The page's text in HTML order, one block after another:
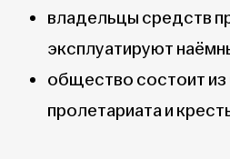
владельцы средств
эксплуатируют
общество состоит из
пролетариата и